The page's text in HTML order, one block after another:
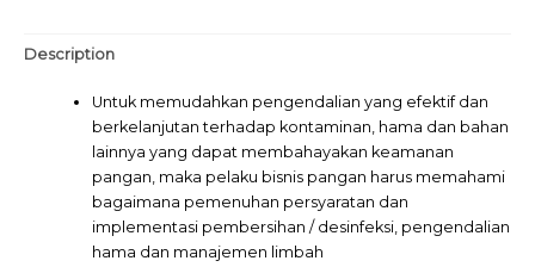
Description
Untuk memudahkan pengendalian yang efektif dan
berkelanjutan terhadap kontaminan, hama dan bahan
lainnya yang dapat membahayakan keamanan
pangan, maka pelaku bisnis pangan harus memahami
bagaimana pemenuhan persyaratan dan
implementasi pembersihan / desinfeksi, pengendalian
hama dan manajemen limbah